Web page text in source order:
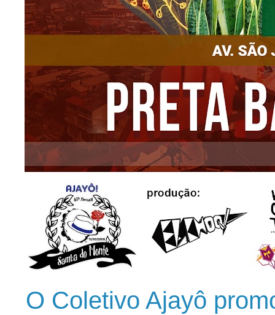
O Coletivo Ajayô